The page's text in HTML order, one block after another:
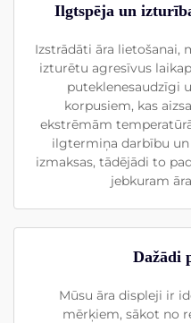
Ilgtspēja un
Izstrādāti āra lietošanai,
izturētu agresīvus
puteklenesaudzīgi
korpusiem, kas
ekstrēmām
ilgtermiņa darbību un
izmaksas, tādējādi to
jebkuram
Dažādi
Mūsu āra displeji ir
mērķiem, sākot no